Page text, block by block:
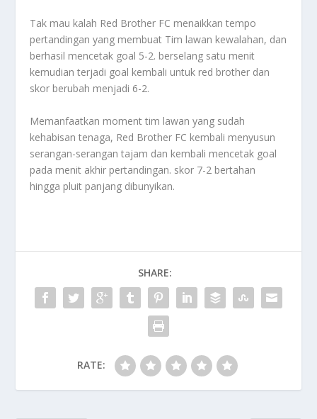
Tak mau kalah Red Brother FC menaikkan tempo
pertandingan yang membuat Tim lawan kewalahan, dan
berhasil mencetak goal 5-2. berselang satu menit
kemudian terjadi goal kembali untuk red brother dan
skor berubah menjadi 6-2.
Memanfaatkan moment tim lawan yang sudah
kehabisan tenaga, Red Brother FC kembali menyusun
serangan-serangan tajam dan kembali mencetak goal
pada menit akhir pertandingan. skor 7-2 bertahan
hingga pluit panjang dibunyikan.
SHARE:
RATE: